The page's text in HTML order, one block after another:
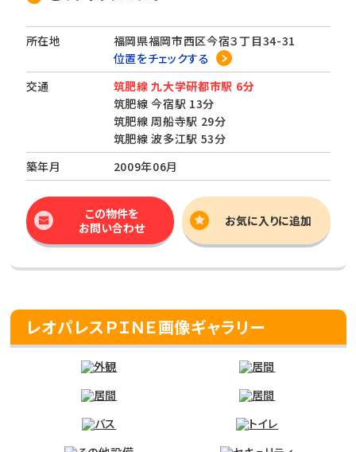
所在地
福岡県福岡市西区今宿３丁目34-31
位置をチェックする
交通
筑肥線 九大学研都市駅 6分
筑肥線 今宿駅 13分
筑肥線 周船寺駅 29分
筑肥線 波多江駅 53分
築年月
2009年06月
この物件を
お問い合わせ
お気に入りに追加
レオパレスＰＩＮＥ画像ギャラリー